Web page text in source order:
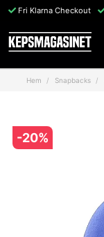
Fri Klarna Checkout
Hem Snapbacks
-20%